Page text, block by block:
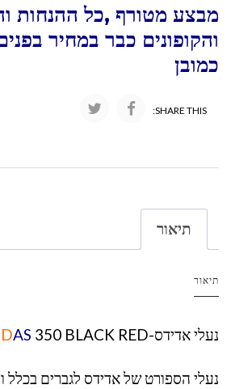
מבצע מטורף ,כל ההנחות
והקופונים כבר במחיר
כמובן
SHARE THIS:
תיאור
תיאור
נעלי אדידס- AS 350 BLACK RED
נעלי הספורט של אדידס לגברים בכלל